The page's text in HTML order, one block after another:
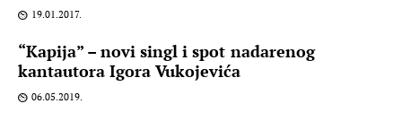
19.01.2017.
“Kapija” – novi singl i spot nadarenog
kantautora Igora Vukojevića
06.05.2019.